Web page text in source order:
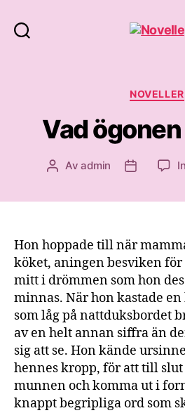
NOVELLER
Vad
Inläggsförfattare
Avadmin
Hon hoppade till när
köket, aningen besviken för
mitt i drömmen som hon
minnas. När hon kastade
som låg på nattduksbordet
av en helt annan siffra än
sig att se. Hon kände
hennes kropp, för att till
munnen och komma ut i
knappt begripliga ord som